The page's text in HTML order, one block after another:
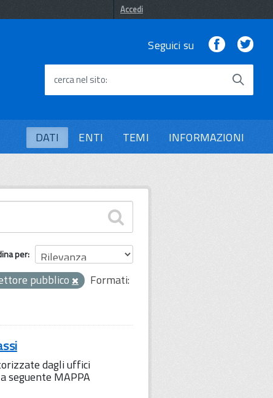
Accedi
Seguici su Facebook
cerca nel sito
DATI ENTI TEMI INFORMAZIONI
per
pubblico
Formati:
dagli uffici
seguente MAPPA